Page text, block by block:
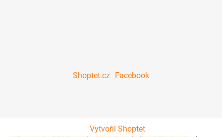
Shoptet.cz Facebook
Vytvořil Shoptet